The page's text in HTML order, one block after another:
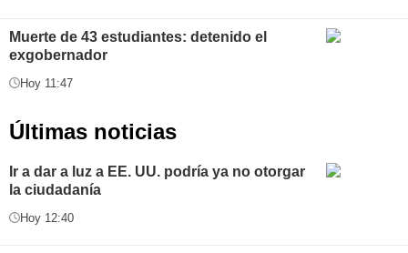
Muerte de 43 estudiantes: detenido el
exgobernador
Hoy 11:47
Últimas noticias
Ir a dar a luz a EE. UU. podría ya no otorgar
la ciudadanía
Hoy 12:40